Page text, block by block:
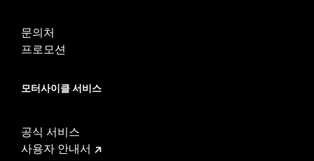
문의처
프로모션
모터사이클 서비스
공식 서비스
사용자 안내서